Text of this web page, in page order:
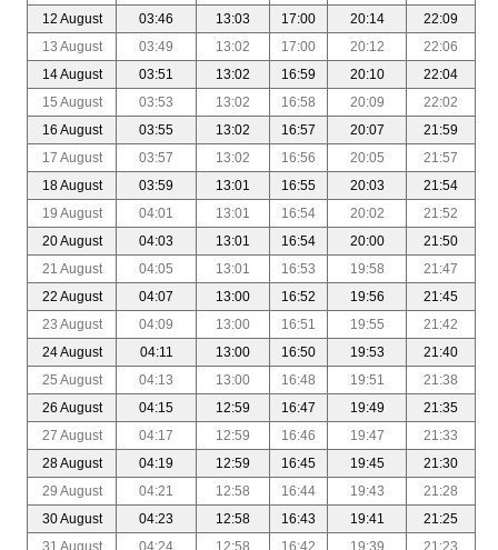
12 August
03:46 13:03 17:00 20:14
22:09
13 August
03:49 13:02 17:00 20:12
22:06
14 August
03:51 13:02 16:59 20:10
22:04
15 August
03:53 13:02 16:58 20:09
22:02
16 August
03:55 13:02 16:57 20:07
21:59
17 August
03:57 13:02 16:56 20:05
21:57
18 August
03:59 13:01 16:55 20:03
21:54
19 August
04:01 13:01 16:54 20:02
21:52
20 August
04:03 13:01 16:54 20:00
21:50
21 August
04:05 13:01 16:53 19:58
21:47
22 August
04:07 13:00 16:52 19:56
21:45
23 August
04:09 13:00 16:51 19:55
21:42
24 August
04:11 13:00 16:50 19:53
21:40
25 August
04:13 13:00 16:48 19:51
21:38
26 August
04:15 12:59 16:47 19:49
21:35
27 August
04:17 12:59 16:46 19:47
21:33
28 August
04:19 12:59 16:45 19:45
21:30
29 August
04:21 12:58 16:44 19:43
21:28
30 August
04:23 12:58 16:43 19:41
21:25
31 August
04:24 12:58 16:42 19:39 21:23